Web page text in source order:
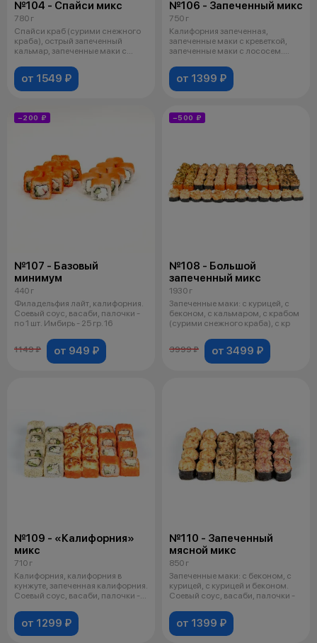
№104 - Спайси микс
780 г
Спайси краб (сурими снежного
краба), острый запеченный
кальмар, запеченные маки с
от 1549 ₽
№106 - Запеченный микс
750 г
Калифорния запеченная,
запеченные маки с креветкой,
запеченные маки с лососем.
от 1399 ₽
−200 ₽
№107 - Базовый
минимум
440 г
Филадельфия лайт, калифорния.
Соевый соус, васаби, палочки -
по 1 шт. Имбирь - 25 гр. 16
1149 ₽ от 949 ₽
−500 ₽
№108 - Большой
запеченный микс
1930 г
Запеченные маки: с курицей, с
беконом, с кальмаром, с крабом
(сурими снежного краба), с кр
3999 ₽ от 3499 ₽
№109 - «Калифорния»
микс
710 г
Калифорния, калифорния в
кунжуте, запеченная калифорния.
Соевый соус, васаби, палочки -
от 1299 ₽
№110 - Запеченный
мясной микс
850 г
Запеченные маки: с беконом, с
курицей, с курицей и беконом.
Соевый соус, васаби, палочки -
от 1399 ₽